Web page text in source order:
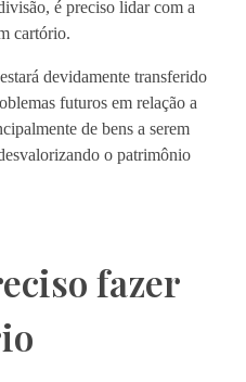
é preciso lidar com a
cartório.
devidamente transferido
futuros em relação a
de bens a serem
o patrimônio
fazer